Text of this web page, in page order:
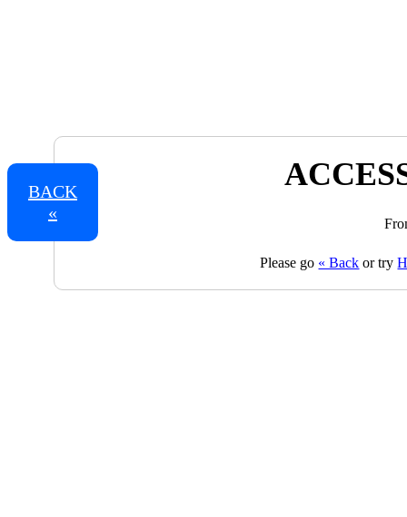
BACK
«
Please go « Back or try